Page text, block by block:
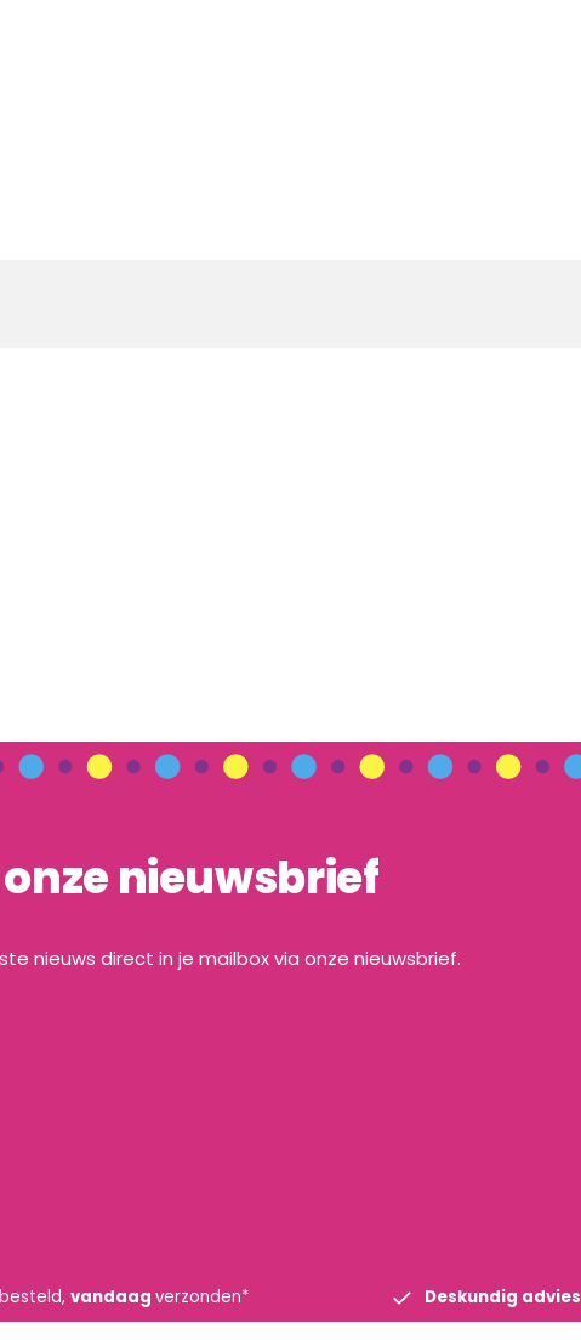
nieuwsbrief
nieuws direct in je mailbox via onze nieuwsbrief.
vandaag verzonden* Deskundig advies